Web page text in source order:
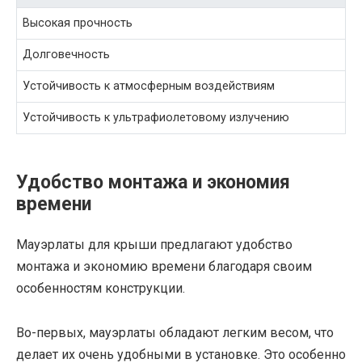
Высокая прочность
Долговечность
Устойчивость к атмосферным воздействиям
Устойчивость к ультрафиолетовому излучению
Удобство монтажа и экономия
времени
Мауэрлаты для крыши предлагают удобство
монтажа и экономию времени благодаря своим
особенностям конструкции.
Во-первых, мауэрлаты обладают легким весом, что
делает их очень удобными в установке. Это особенно